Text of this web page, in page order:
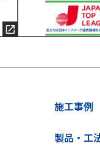
施工事例
製品・工